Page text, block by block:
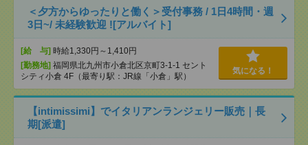
＜夕方からゆったりと働く＞受付事務 / 1日4時間・週
3日~/ 未経験歓迎 ![アルバイト]
[給 与] 時給1,330円～1,410円
[勤務地] 福岡県北九州市小倉北区京町3-1-1 セント
シティ小倉 4F（最寄り駅：JR線「小倉」駅）
気になる！
【intimissimi】でイタリアンランジェリー販売｜長
期[派遣]